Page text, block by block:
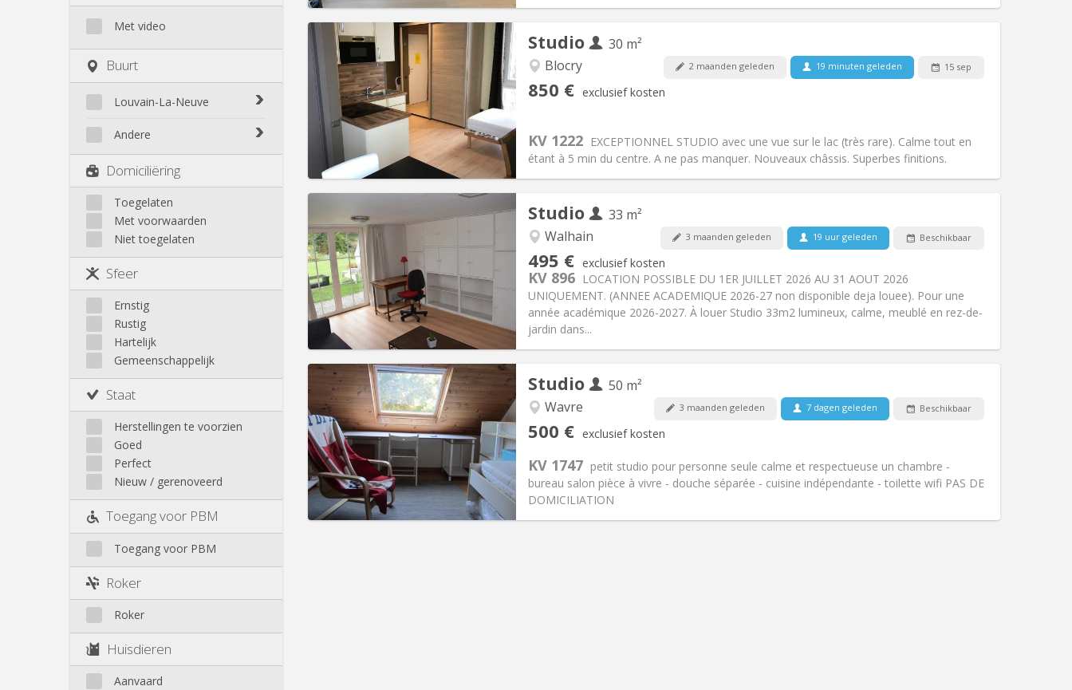
Met video
Buurt
Louvain-La-Neuve
Biéreau
Centre
L'Hocaille
La Baraque
Lauzelle
Les Bruyères
Andere
Genappe
Mont-Saint-Guibert
Nivelles
Ottignies
Rixensart
Walhain
Wavre
Buiten Louvain-La-Neuve
Domiciliëring
Toegelaten
Met voorwaarden
Niet toegelaten
Sfeer
Ernstig
Rustig
Hartelijk
Gemeenschappelijk
Staat
Herstellingen te voorzien
Goed
Perfect
Nieuw / gerenoveerd
Toegang voor PBM
Toegang voor PBM
Roker
Roker
Huisdieren
Aanvaard
Studio
30 m²
Blocry
850 € exclusief kosten
2 maanden geleden 19 minuten geleden 15 sep
KV 1222 EXCEPTIONNEL STUDIO avec une vue sur le lac (très rare). Calme tout en
étant à 5 min du centre. A ne pas manquer. Nouveaux châssis. Superbes finitions.
Praktische Informatie
Huur:850 €
Kosten: 100 €
Duur:12 maanden
Domiciliëring: Nee
Inrichting
Oppervlakte:30 m2
Andere
Huisdieren:Nee
Studio
33 m²
Walhain
495 € exclusief kosten
3 maanden geleden 19 uur geleden Beschikbaar
KV 896 LOCATION POSSIBLE DU 1ER JUILLET 2026 AU 31 AOUT 2026
UNIQUEMENT. (ANNEE ACADEMIQUE 2026-27 non disponible deja louee). Pour une
année académique 2026-2027. À louer Studio 33m2 lumineux, calme, meublé en rez-de-
jardin dans...
Praktische Informatie
Huur:495 €
Kosten:100 €
Duur:12 maanden, 10 maanden, 5-6
maanden, zomervakantie, per
maand
Domiciliëring:
Inrichting
Badkamer:Privaat
Keuken:Privé (aparte kamer)
Oppervlakte:33 m2
Sfeer: Rustig, ernstig, hartelijk
Toegang voor PBM: Nee
Huisdieren:Nee
Studio
50 m²
Wavre
500 € exclusief kosten
3 maanden geleden 7 dagen geleden Beschikbaar
KV 1747 petit studio pour personne seule calme et respectueuse un chambre -
bureau salon pièce à vivre - douche séparée - cuisine indépendante - toilette wifi PAS DE
DOMICILIATION
Praktische Informatie
Huur:500 €
Kosten:50 €
Duur:10 maanden
Domiciliëring:Nee
Inrichting
Badkamer:Privaat
Oppervlakte:50 m2
Sfeer:Ernstig, rustig
Huisdieren:Nee